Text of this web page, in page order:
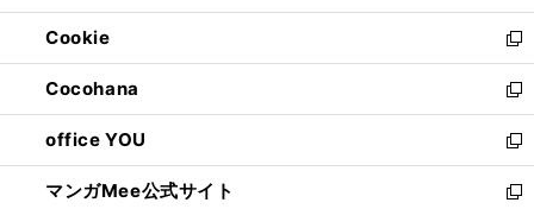
開
く
ウ
で
開
く
ン
ド
ウ
で
開
く
ウ
ィ
ン
ド
ウ
で
開
く
Cookie
新
し
い
ウ
ィ
ン
ド
Cocohana
新
し
い
ウ
ィ
office YOU
新
し
い
マンガMee公式サイト
新